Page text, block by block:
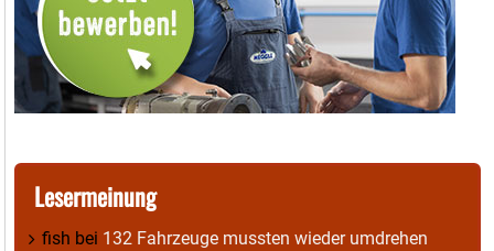
Lesermeinung
fish bei 132 Fahrzeuge mussten wieder umdrehen